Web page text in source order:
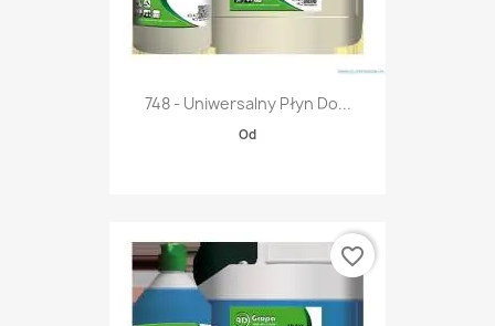
748 - Uniwersalny Płyn Do...
Od
favorite_border